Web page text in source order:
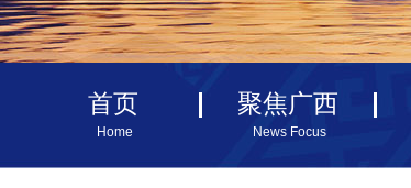
首页
Home
聚焦广西
News Focus